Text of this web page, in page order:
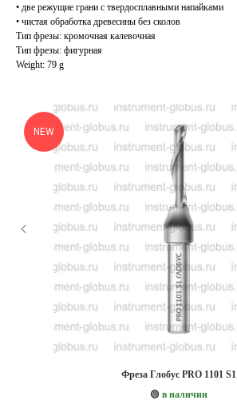
• две режущие грани с твердосплавными напайками
• чистая обработка древесины без сколов
Тип фрезы: кромочная калевочная
Тип фрезы: фигурная
Weight: 79 g
NEW
Фреза Глобус PRO 1101 S1
🟢 в наличии